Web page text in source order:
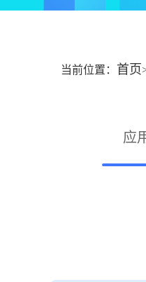
当前位置： 首页
应